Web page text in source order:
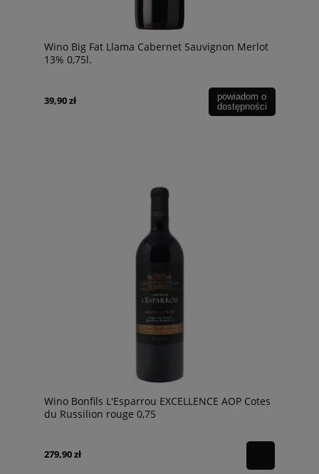
Wino Big Fat Llama Cabernet Sauvignon Merlot
13% 0,75l.
39,90 zł
powiadom o
dostępności
Wino Bonfils L'Esparrou EXCELLENCE AOP Cotes
du Russilion rouge 0,75
279,90 zł